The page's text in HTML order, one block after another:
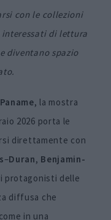
con le collezioni
di lettura
diventano spazio
Paname, la mostra
2026 porta le
direttamente con
–Duran, Benjamin-
protagonisti delle
diffusa che
in una